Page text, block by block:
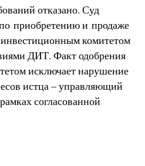
отказано. Суд
приобретению и продаже
комитетом
ДИТ. Факт одобрения
исключает нарушение
истца – управляющий
согласованной